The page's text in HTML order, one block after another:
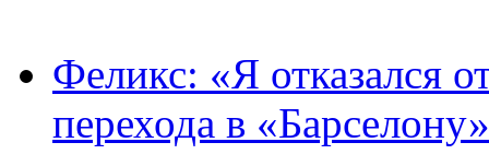
Феликс: «Я отказался
перехода в «Барселону»